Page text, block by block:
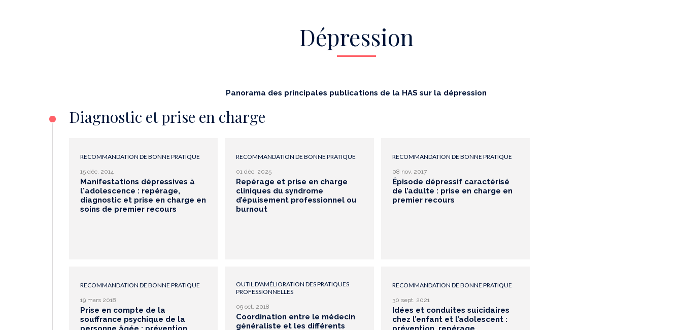
Dépression
Panorama des principales publications de la HAS sur la dépression
Diagnostic et prise en charge
RECOMMANDATION DE BONNE PRATIQUE
15 déc. 2014
Manifestations dépressives à
l'adolescence : repérage,
diagnostic et prise en charge en
soins de premier recours
RECOMMANDATION DE BONNE PRATIQUE
01 déc. 2025
Repérage et prise en charge
cliniques du syndrome
d’épuisement professionnel ou
burnout
RECOMMANDATION DE BONNE PRATIQUE
08 nov. 2017
Épisode dépressif caractérisé
de l’adulte : prise en charge en
premier recours
RECOMMANDATION DE BONNE PRATIQUE
19 mars 2018
Prise en compte de la
souffrance psychique de la
OUTIL D'AMÉLIORATION DES PRATIQUES
PROFESSIONNELLES
09 oct. 2018
Coordination entre le médecin
généraliste et les différents
RECOMMANDATION DE BONNE PRATIQUE
30 sept. 2021
Idées et conduites suicidaires
chez l’enfant et l’adolescent :